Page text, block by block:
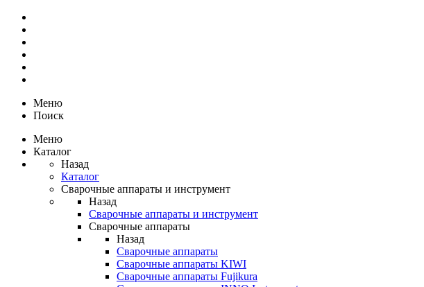
Меню
Поиск
Меню
Каталог
Назад
Каталог
Сварочные аппараты и инструмент
Назад
Сварочные аппараты и инструмент
Сварочные аппараты
Назад
Сварочные аппараты
Сварочные аппараты KIWI
Сварочные аппараты Fujikura